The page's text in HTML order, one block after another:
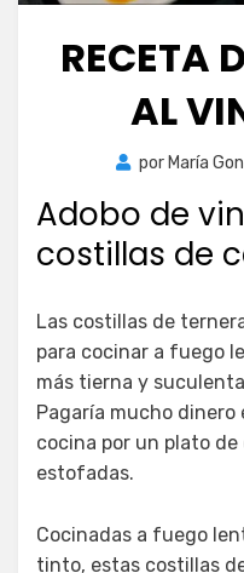
RECETA
AL
por María
Adobo de
costillas de
Las costillas de
para cocinar a fuego
más tierna y
Pagaría mucho
cocina por un plato
estofadas.
Cocinadas a fuego
tinto, estas costillas